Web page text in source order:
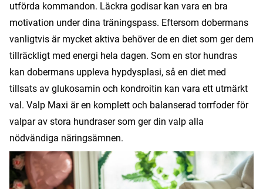
utförda kommandon. Läckra godisar kan vara en bra
motivation under dina träningspass. Eftersom dobermans
vanligtvis är mycket aktiva behöver de en diet som ger dem
tillräckligt med energi hela dagen. Som en stor hundras
kan dobermans uppleva hypdysplasi, så en diet med
tillsats av glukosamin och kondroitin kan vara ett utmärkt
val. Valp Maxi är en komplett och balanserad torrfoder för
valpar av stora hundraser som ger din valp alla
nödvändiga näringsämnen.